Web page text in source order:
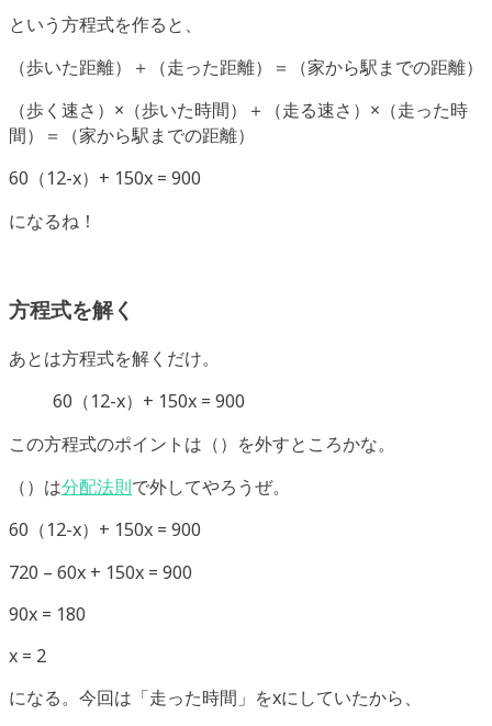
という方程式を作ると、
（歩いた距離）＋（走った距離）＝（家から駅までの距離）
（歩く速さ）×（歩いた時間）＋（走る速さ）×（走った時
間）＝（家から駅までの距離）
60（12-x）+ 150x = 900
になるね！
方程式を解く
あとは方程式を解くだけ。
60（12-x）+ 150x = 900
この方程式のポイントは（）を外すところかな。
（）は分配法則で外してやろうぜ。
60（12-x）+ 150x = 900
720 – 60x + 150x = 900
90x = 180
x = 2
になる。今回は「走った時間」をxにしていたから、